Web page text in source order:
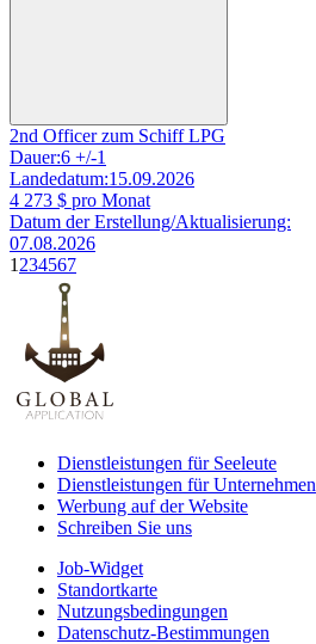
2nd Officer zum Schiff LPG
Dauer:6 +/-1
Landedatum:15.09.2026
4 273 $ pro Monat
Datum der Erstellung/Aktualisierung:
07.08.2026
1 234567
Dienstleistungen für Seeleute
Dienstleistungen für Unternehmen
Werbung auf der Website
Schreiben Sie uns
Job-Widget
Standortkarte
Nutzungsbedingungen
Datenschutz-Bestimmungen